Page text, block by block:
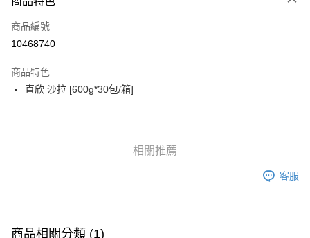
信用卡一次付款
LINE Pay
街口支付
商品編號
10468740
商品特色
直欣 沙拉 [600g*30包/箱]
相關推薦
客服
商品相關分類 (1)